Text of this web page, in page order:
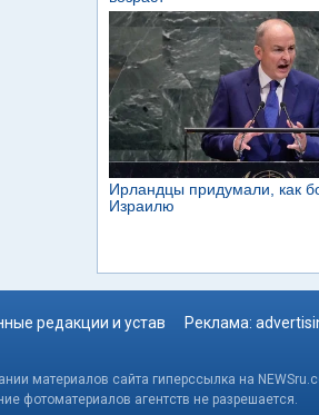
редакции и устав Реклама:
материалов сайта гиперссылка на
фотоматериалов агентств не разрешается.